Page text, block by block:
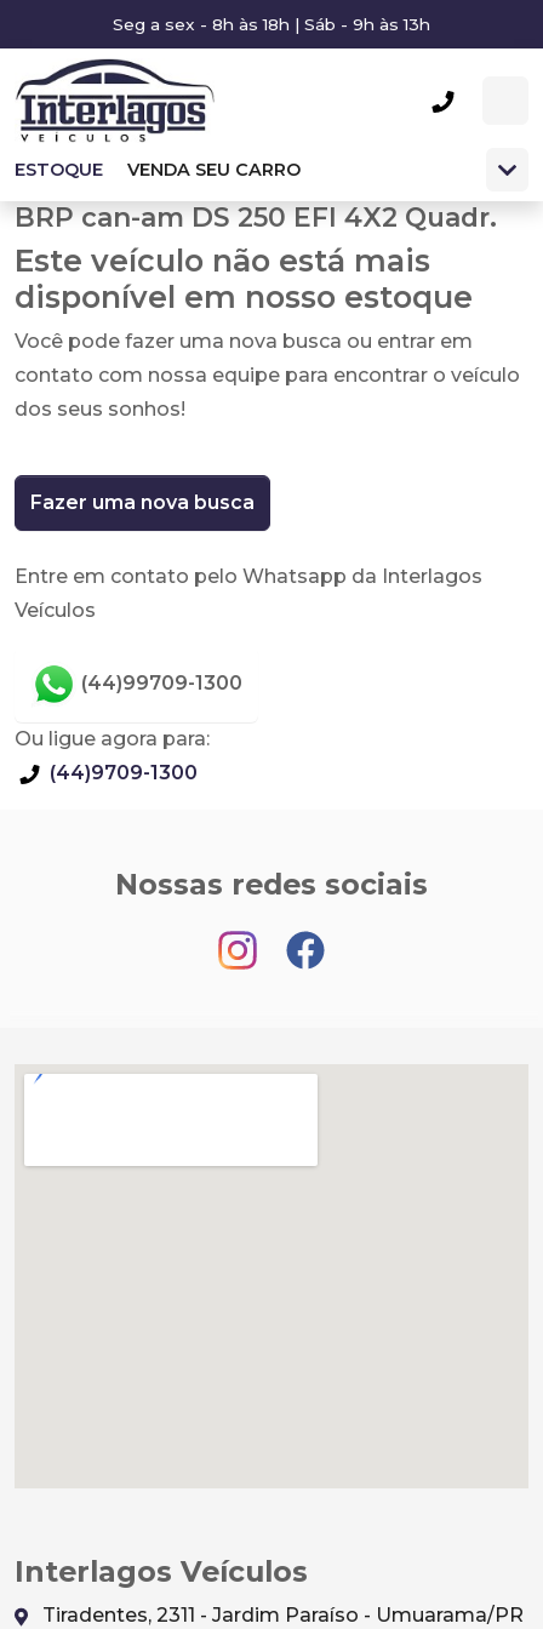
Seg a sex - 8h às 18h | Sáb - 9h às 13h
ESTOQUE VENDA SEU CARRO
BRP can-am DS 250 EFI 4X2 Quadr.
Este veículo não está mais
disponível em nosso estoque
Você pode fazer uma nova busca ou entrar em
contato com nossa equipe para encontrar o veículo
dos seus sonhos!
Fazer uma nova busca
Entre em contato pelo Whatsapp da Interlagos
Veículos
(44)99709-1300
Ou ligue agora para:
(44)9709-1300
Nossas redes sociais
Interlagos Veículos
Tiradentes, 2311 - Jardim Paraíso - Umuarama/PR